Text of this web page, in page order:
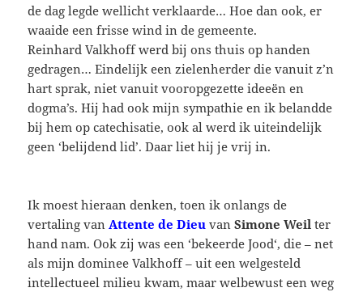
de dag legde wellicht verklaarde… Hoe dan ook, er
waaide een frisse wind in de gemeente.
Reinhard Valkhoff werd bij ons thuis op handen
gedragen… Eindelijk een zielenherder die vanuit z’n
hart sprak, niet vanuit vooropgezette ideeën en
dogma’s. Hij had ook mijn sympathie en ik belandde
bij hem op catechisatie, ook al werd ik uiteindelijk
geen ‘belijdend lid’. Daar liet hij je vrij in.
Ik moest hieraan denken, toen ik onlangs de
vertaling van Attente de Dieu vanSimone Weil ter
hand nam. Ook zij was een ‘bekeerde Jood‘, die – net
als mijn dominee Valkhoff – uit een welgesteld
intellectueel milieu kwam, maar welbewust een weg